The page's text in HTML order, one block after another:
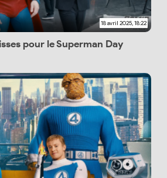
18 avril 2025, 18:22
pour le Superman Day